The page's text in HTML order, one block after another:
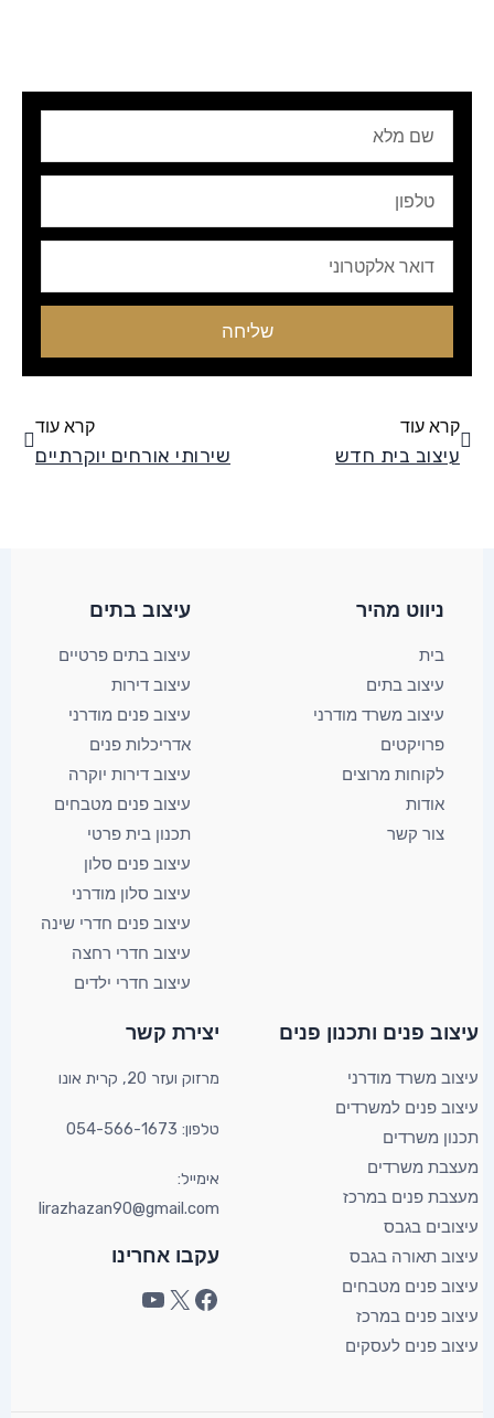
טלפון
שליחה
קרא עוד
עיצוב בית חדש
קרא עוד
שירותי אורחים יוקרתיים
ניווט מהיר
בית
עיצוב בתים
עיצוב משרד מודרני
פרויקטים
לקוחות מרוצים
אודות
צור קשר
עיצוב בתים​
עיצוב בתים פרטיים
עיצוב דירות
עיצוב פנים מודרני
אדריכלות פנים
עיצוב דירות יוקרה
עיצוב פנים מטבחים
תכנון בית פרטי
עיצוב פנים סלון
עיצוב סלון מודרני
עיצוב פנים חדרי שינה
עיצוב חדרי רחצה
עיצוב חדרי ילדים
עיצוב פנים ותכנון פנים​
עיצוב משרד מודרני
עיצוב פנים למשרדים
תכנון משרדים
מעצבת משרדים
מעצבת פנים במרכז
עיצובים בגבס
עיצוב תאורה בגבס
עיצוב פנים מטבחים
עיצוב פנים במרכז
עיצוב פנים לעסקים
יצירת קשר​
מרזוק ועזר 20, קרית אונו​
טלפון: 054-566-1673
אימייל:
lirazhazan90@gmail.com
עקבו אחרינו
Facebook
X
YouTube